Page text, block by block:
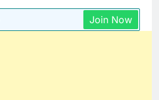
Join Now